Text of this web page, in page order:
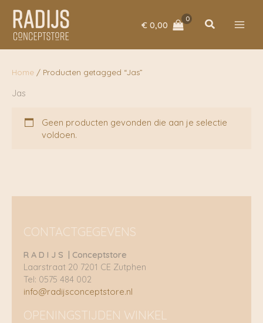
naar
inhoud
€ 0,00 Zoeken
Home / Producten getagged “Jas”
Jas
Geen producten gevonden die aan je selectie
voldoen.
CONTACTGEGEVENS
R A D I J S | Conceptstore
Laarstraat 20 7201 CE Zutphen
Tel: 0575 484 002
info@radijsconceptstore.nl
OPENINGSTIJDEN WINKEL